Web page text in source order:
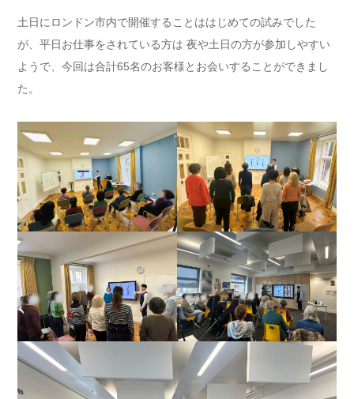
土日にロンドン市内で開催することははじめての試みでした
が、平日お仕事をされている方は 夜や土日の方が参加しやすい
ようで、今回は合計65名のお客様とお会いすることができまし
た。